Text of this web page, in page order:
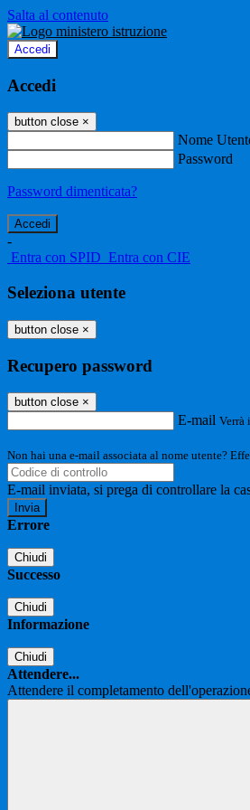
Salta al contenuto
Accedi
Accedi
button close ×
Nome
Password
Password dimenticata?
-
Entra con SPID Entra con CIE
Seleziona utente
button close ×
Recupero password
button close ×
E-mail Verrà
Non hai una e-mail associata al nome utente?
E-mail inviata, si prega di controllare la
Errore
Chiudi
Successo
Chiudi
Informazione
Chiudi
Attendere...
Attendere il completamento